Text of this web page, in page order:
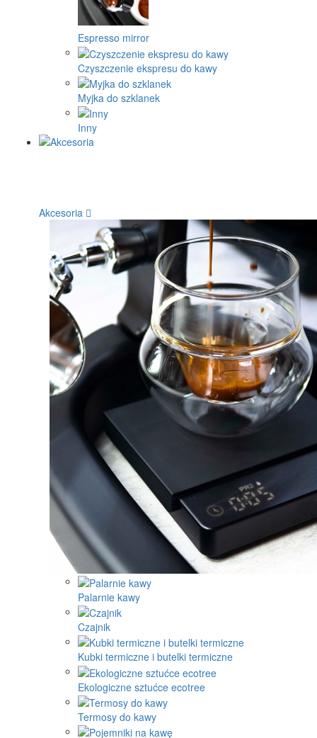
Espresso mirror
Czyszczenie ekspresu do kawy
Myjka do szklanek
Inny
Akcesoria
Palarnie kawy
Czajnik
Kubki termiczne i butelki termiczne
Ekologiczne sztućce ecotree
Termosy do kawy